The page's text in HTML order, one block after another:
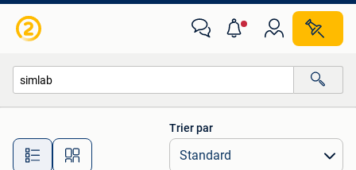
Toutes les distances…
Trier par